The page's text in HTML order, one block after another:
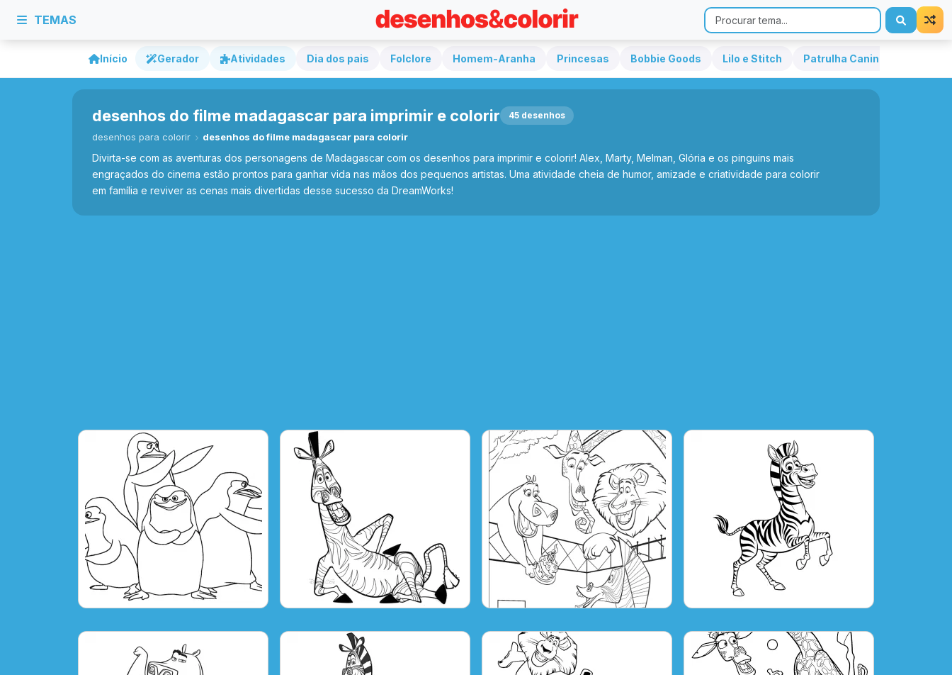
TEMAS
Início Gerador Atividades Dia dos pais Folclore Homem-Aranha Princesas Bobbie Goods Lilo e Stitch Patrulha Canina
desenhos do filme madagascar para imprimir e colorir 45 desenhos
desenhos para colorir desenhos do filme madagascar para colorir
Divirta-se com as aventuras dos personagens de Madagascar com os desenhos para imprimir e colorir! Alex, Marty, Melman, Glória e os pinguins mais
engraçados do cinema estão prontos para ganhar vida nas mãos dos pequenos artistas. Uma atividade cheia de humor, amizade e criatividade para colorir
em família e reviver as cenas mais divertidas desse sucesso da DreamWorks!